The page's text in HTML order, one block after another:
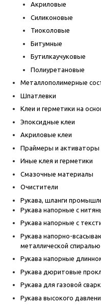
Акриловые
Силиконовые
Тиоколовые
Битумные
Бутилкаучуковые
Полиуретановые
Металлополимерные
Шпатлевки
Клеи и герметики на
Эпоксидные клеи
Акриловые клеи
Праймеры и активаторы
Иные клея и герметики
Смазочные материалы
Очистители
Рукава, шланги
Рукава напорные с
Рукава напорные с
Рукава напорно-
металлической спиралью
Рукава напорные
Рукава дюритовые
Рукава для газовой
Рукава высокого